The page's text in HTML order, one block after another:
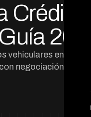
en
negociación